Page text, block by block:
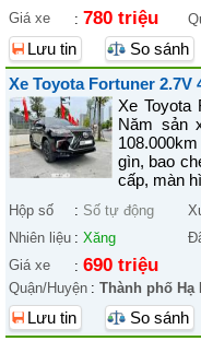
Giá xe
: 780 triệu
Lưu tin
So sánh
Xe Toyota Fortuner 2.7V
Xe Toyota
Năm sản
gìn, bao
cấp, màn
Hộp số : Số tự động
Nhiên liệu : Xăng
Giá xe
: 690 triệu
Quận/Huyện : Thành phố Hạ
Lưu tin
So sánh